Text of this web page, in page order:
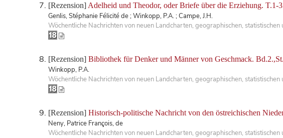
[Rezension] Adelheid und Theodor, oder Briefe über die Erziehung. T.1-
Genlis, Stéphanie Félicité de ; Winkopp, P.A. ; Campe, J.H.
Wöchentliche Nachrichten von neuen Landcharten, geographischen,
[Rezension] Bibliothek für Denker und Männer von Geschmack.
Winkopp, P.A.
Wöchentliche Nachrichten von neuen Landcharten, geographischen,
[Rezension] Historisch-politische Nachricht von den östreichischen
Neny, Patrice François, de
Wöchentliche Nachrichten von neuen Landcharten, geographischen,